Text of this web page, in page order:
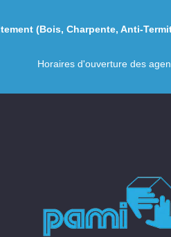
(Bois, Charpente, Anti-
Horaires d'ouverture des